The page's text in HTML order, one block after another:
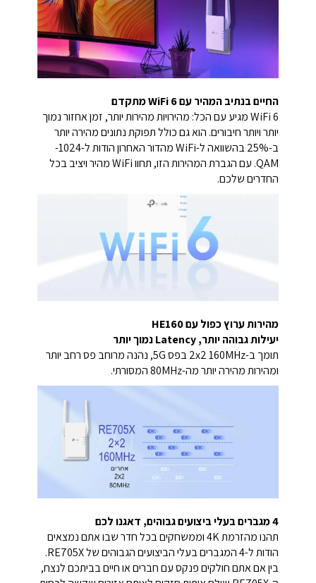
החיים בנתיב המהיר עם WiFi 6 מתקדם
WiFi 6 מגיע עם הכל: מהירויות מהירות יותר, זמן אחזור נמוך
יותר ויותר חיבורים. הוא גם כולל תפוקת נתונים מהירה יותר
ב-25% בהשוואה ל-WiFi מהדור האחרון הודות ל-1024-
QAM. עם הגברת המהירות הזו, תחוו WiFi מהיר ויציב בכל
החדרים שלכם.
מהירות ערוץ כפול עם HE160
יעילות גבוהה יותר, Latency נמוך יותר
תומך ב-2x2 160MHz בפס 5G, נהנה מרוחב פס רחב יותר
ומהירות מהירה יותר מה-80MHz המסורתי.
4 מגברים בעלי ביצועים גבוהים, דאגנו לכם
תהנו מהזרמת 4K וממשחקים בכל חדר שבו אתם נמצאים
הודות ל-4 המגברים בעלי הביצועים הגבוהים של RE705X.
בין אם אתם חולקים פנקס עם חברים או חיים בביתכם לנצח,